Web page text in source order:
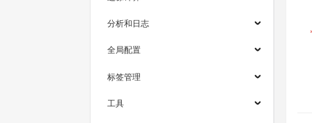
分析和日志
全局配置
标签管理
工具